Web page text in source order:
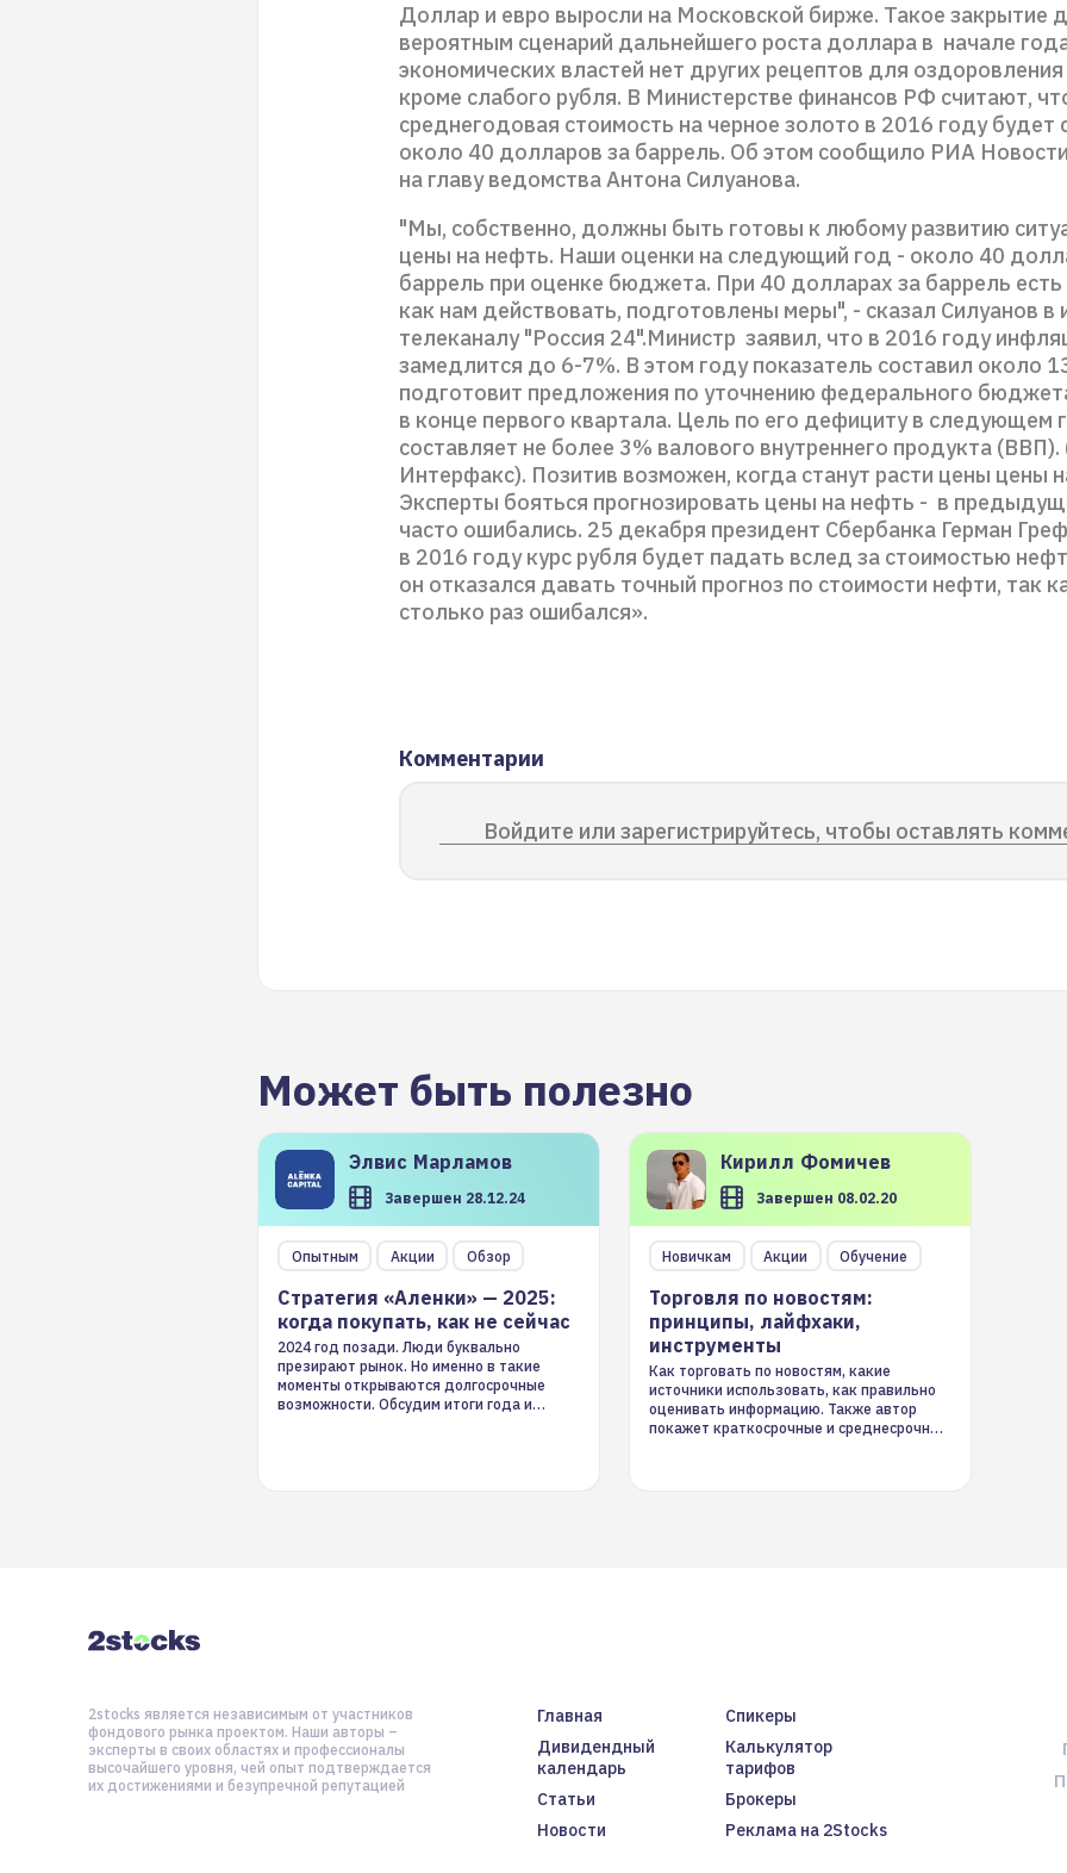
Доллар и евро выросли на Московской бирже. Такое закрытие
вероятным сценарий дальнейшего роста доллара в начале
экономических властей нет других рецептов для
кроме слабого рубля. В Министерстве финансов РФ считают,
среднегодовая стоимость на черное золото в 2016 году будет
около 40 долларов за баррель. Об этом сообщило РИА
на главу ведомства Антона Силуанова.
"Мы, собственно, должны быть готовы к любому развитию
цены на нефть. Наши оценки на следующий год - около 40
баррель при оценке бюджета. При 40 долларах за баррель есть
как нам действовать, подготовлены меры", - сказал Силуанов в
телеканалу "Россия 24".Министр заявил, что в 2016 году
замедлится до 6-7%. В этом году показатель составил около
подготовит предложения по уточнению федерального
в конце первого квартала. Цель по его дефициту в следующем
составляет не более 3% валового внутреннего продукта
Интерфакс). Позитив возможен, когда станут расти цены цены
Эксперты бояться прогнозировать цены на нефть - в
часто ошибались. 25 декабря президент Сбербанка Герман
в 2016 году курс рубля будет падать вслед за стоимостью
он отказался давать точный прогноз по стоимости нефти, так
столько раз ошибался».
Комментарии
Войдите или зарегистрируйтесь, чтобы оставлять
Может быть полезно
Элвис Марламов
Завершен 28.12.24
Опытным Акции Обзор
Стратегия «Аленки» — 2025:
когда покупать, как не сейчас
2024 год позади. Люди буквально
презирают рынок. Но именно в такие
моменты открываются долгосрочные
возможности. Обсудим итоги года и
Кирилл Фомичев
Завершен 08.02.20
Новичкам Акции Обучение
Торговля по новостям:
принципы, лайфхаки,
инструменты
Как торговать по новостям, какие
источники использовать, как правильно
оценивать информацию. Также автор
покажет краткосрочные и среднесрочные
Главная
Спикеры
Дивидендный
календарь
Калькулятор
тарифов
Статьи
Брокеры
Новости
Реклама на 2Stocks
2stocks является независимым от участников
фондового рынка проектом. Наши авторы –
эксперты в своих областях и профессионалы
высочайшего уровня, чей опыт подтверждается
их достижениями и безупречной репутацией